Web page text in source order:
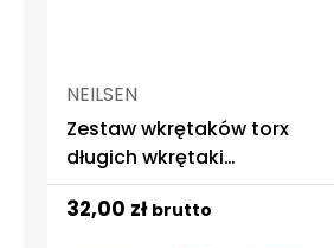
NEILSEN
Zestaw wkrętaków torx
długich wkrętaki
śrubokręty t15-t30
250mm
32,00 zł brutto